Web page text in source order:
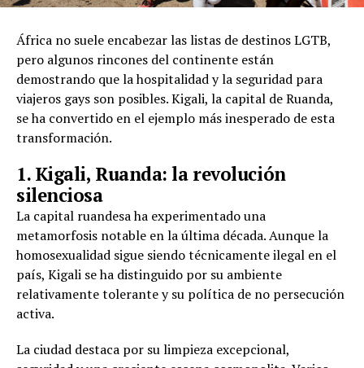
África no suele encabezar las listas de destinos LGTB,
pero algunos rincones del continente están
demostrando que la hospitalidad y la seguridad para
viajeros gays son posibles. Kigali, la capital de Ruanda,
se ha convertido en el ejemplo más inesperado de esta
transformación.
1. Kigali, Ruanda: la revolución
silenciosa
La capital ruandesa ha experimentado una
metamorfosis notable en la última década. Aunque la
homosexualidad sigue siendo técnicamente ilegal en el
país, Kigali se ha distinguido por su ambiente
relativamente tolerante y su política de no persecución
activa.
La ciudad destaca por su limpieza excepcional,